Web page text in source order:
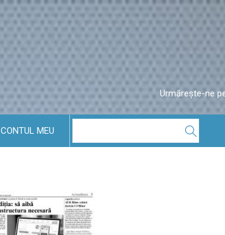
Urmărește-ne
CONTUL MEU